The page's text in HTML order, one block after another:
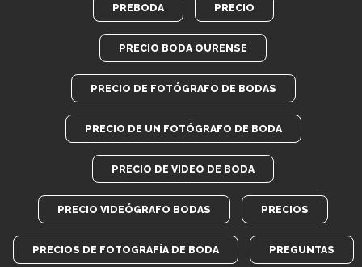
PREBODA PRECIO
PRECIO BODA OURENSE
PRECIO DE FOTÓGRAFO DE BODAS
PRECIO DE UN FOTÓGRAFO DE BODA
PRECIO DE VIDEO DE BODA
PRECIO VIDEÓGRAFO BODAS PRECIOS
PRECIOS DE FOTOGRAFÍA DE BODA PREGUNTAS